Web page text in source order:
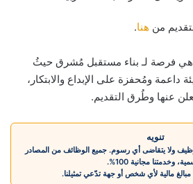
من هنا.
هي فرصة لـ بناء مستقبل مُشرق حيثُ
داعمة ومُحفزة على الإبداع والابتكار،
عنها وطُرق التقديم.
تنويه
ولا يتقاضى أي رسوم. جميع الوظائف من المصادر
وخدمتنا مجانية 100%.
مالية لأي شخص أو جهة تدّعي تمثيلنا.